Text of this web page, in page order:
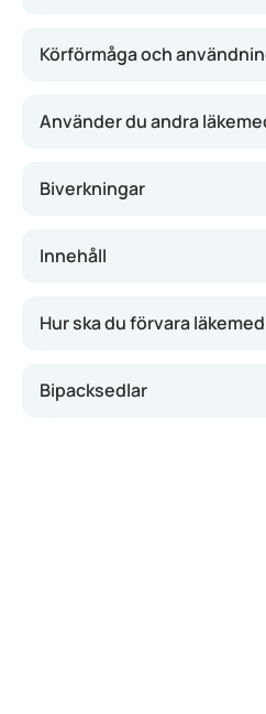
Körförmåga och
Använder du andra
Biverkningar
Innehåll
Hur ska du förvara
Bipacksedlar